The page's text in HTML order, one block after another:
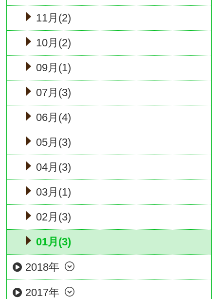
11月(2)
10月(2)
09月(1)
07月(3)
06月(4)
05月(3)
04月(3)
03月(1)
02月(3)
01月(3)
2018年
2017年